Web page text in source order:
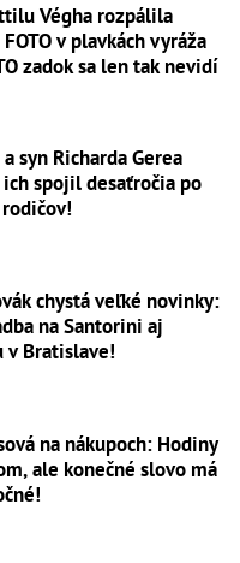
Végha rozpálila
v plavkách vyráža
zadok sa len tak nevidí
syn Richarda Gerea
spojil desaťročia po
chystá veľké novinky:
na Santorini aj
v Bratislave!
na nákupoch: Hodiny
ale konečné slovo má